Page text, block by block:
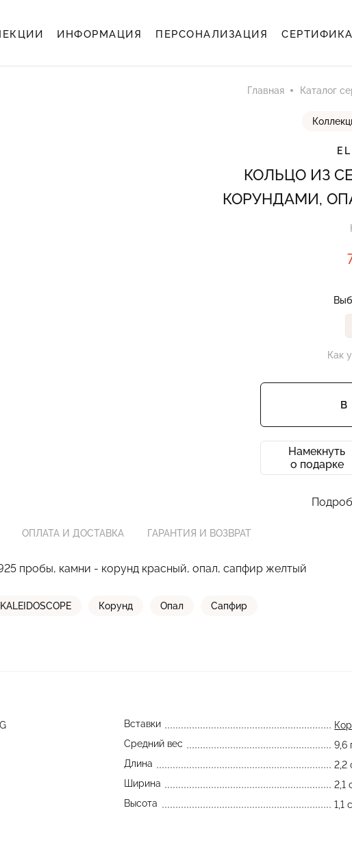
ИНФОРМАЦИЯ ПЕРСОНАЛИЗАЦИЯ
Главная Каталог
КОЛЬЦО ИЗ
КОРУНДАМИ,
Как
В
Намекнуть
о подарке
ОПЛАТА И ДОСТАВКА ГАРАНТИЯ И ВОЗВРАТ
пробы, камни - корунд красный, опал, сапфир желтый
Корунд Опал Сапфир
Вставки
Средний вес
9,6
Длина
2,2
Ширина
2,1
Высота
1,1